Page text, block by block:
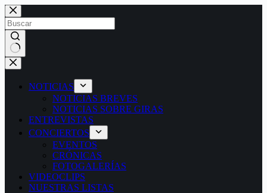
Saltar
al
contenido
Sin
resultados
NOTICIAS
NOTICIAS BREVES
NOTICIAS SOBRE GIRAS
ENTREVISTAS
CONCIERTOS
EVENTOS
CRÓNICAS
FOTOGALERÍAS
VIDEOCLIPS
NUESTRAS LISTAS